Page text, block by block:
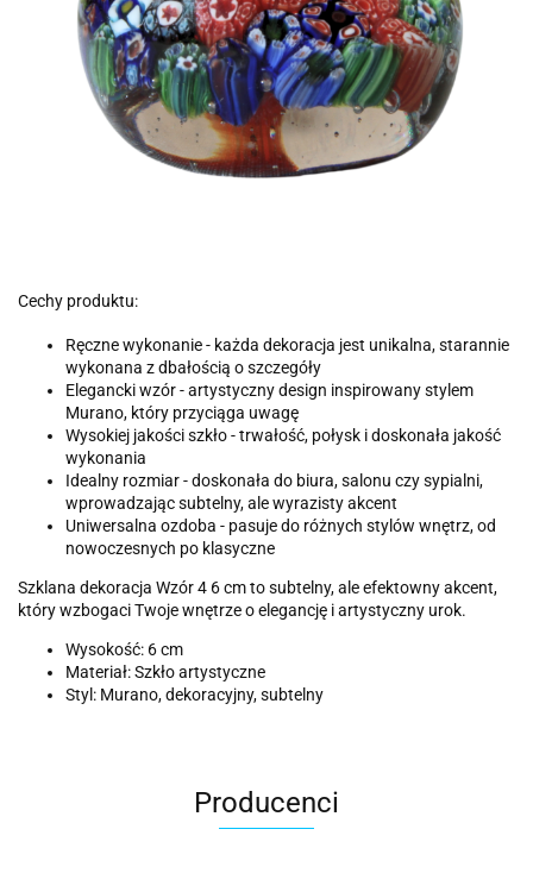
Cechy produktu:
Ręczne wykonanie - każda dekoracja jest unikalna, starannie
wykonana z dbałością o szczegóły
Elegancki wzór - artystyczny design inspirowany stylem
Murano, który przyciąga uwagę
Wysokiej jakości szkło - trwałość, połysk i doskonała jakość
wykonania
Idealny rozmiar - doskonała do biura, salonu czy sypialni,
wprowadzając subtelny, ale wyrazisty akcent
Uniwersalna ozdoba - pasuje do różnych stylów wnętrz, od
nowoczesnych po klasyczne
Szklana dekoracja Wzór 4 6 cm to subtelny, ale efektowny akcent,
który wzbogaci Twoje wnętrze o elegancję i artystyczny urok.
Wysokość: 6 cm
Materiał: Szkło artystyczne
Styl: Murano, dekoracyjny, subtelny
Producenci